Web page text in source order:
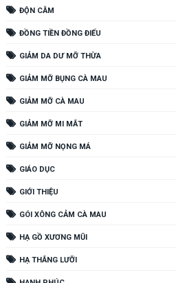
ĐỘN CẰM
ĐỒNG TIỀN ĐỒNG ĐIẾU
GIẢM DA DƯ MỠ THỪA
GIẢM MỠ BỤNG CÀ MAU
GIẢM MỠ CÀ MAU
GIẢM MỠ MI MẮT
GIẢM MỠ NỌNG MÁ
GIÁO DỤC
GIỚI THIỆU
GÓI XÔNG CẢM CÀ MAU
HẠ GỒ XƯƠNG MŨI
HẠ THẮNG LƯỠI